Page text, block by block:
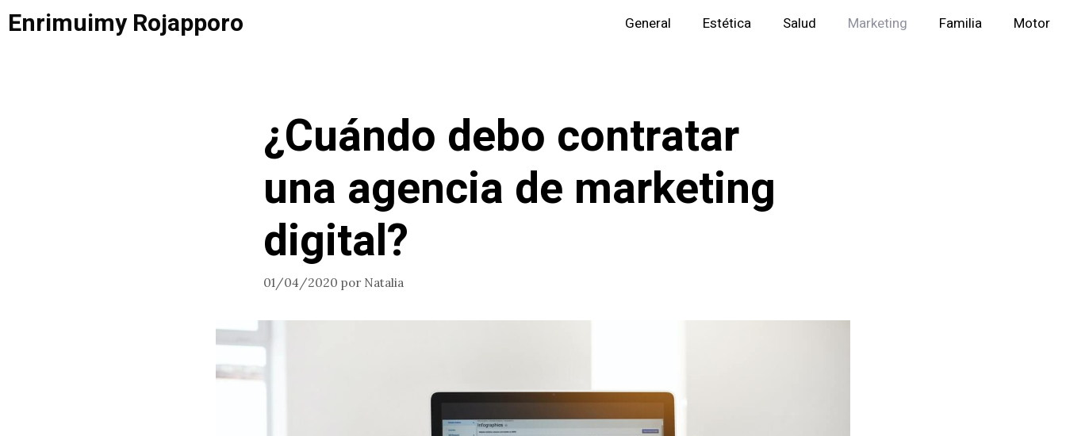
Saltar
alEnrimuimy Rojapporo General Estética Salud Marketing Familia Motor
¿Cuándo debo contratar
una agencia de marketing
digital?
01/04/2020 por Natalia